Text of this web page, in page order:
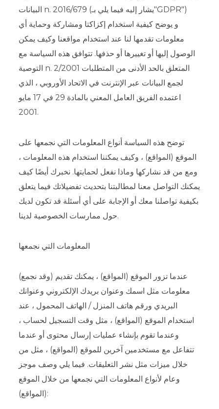
البيانات n. 2016/679 (يشار إليه فيما يلي بـ"GDPR")
و يوضح كيفية استخدام إكزاكتا ومشاركة وحماية أي
معلومات تقدمها لنا عند استخدام مواقعنا وكيف يمكن
الوصول إليها أو تغييرها أو حذفها. تتوافق هذه السياسة مع
التوصية n. 2/2001 المتعلق بالحد الأدنى من المتطلبات
لجمع البيانات عبر الإنترنت في الاتحاد الأوروبي ، الذي
اعتمده الفريق العامل المعني بالمادة 29 في 17 مايو
2001.
توضح هذه السياسة أنواع المعلومات التي نجمعها على
الموقع (المواقع) ، وكيف يمكننا استخدام هذه المعلومات ،
ومع من قد نشاركها وماذا نفعل لحمايتها. نخبرك أيضًا كيف
يمكنك التواصل معنا لمطالبتنا بتحديث تفضيلاتك فيما يتعلق
بكيفية تواصلنا معك أو الإجابة على أي أسئلة قد تكون لديك
حول ممارسات الخصوصية لدينا.
المعلومات التي نجمعها
عندما تزور الموقع (المواقع) ، يمكنك تقديم (وقد نجمع)
معلومات مثل اسمك وعنوان بريدك الإلكتروني وعنوانك
البريدي ورقم هاتف المنزل / الهاتف المحمول ، عند
استخدام الموقع (المواقع) ، مثل وقت التسجيل لحساب ،
وعندما تقوم بإنشاء عمليات إرسال محتوى أو عندما
تتفاعل مع مستخدمين آخرين للموقع (المواقع) ، مثل من
خلال ميزات مثل نشر التعليقات. فيما يلي وصف موجز
وعام لأنواع المعلومات التي نجمعها من خلال الموقع
(المواقع):